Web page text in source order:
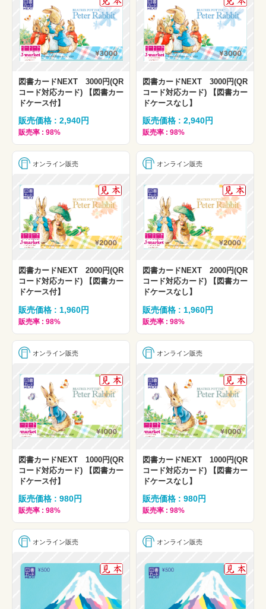
図書カードNEXT 3000円(QR
コード対応カード) 【図書カー
ドケース付】
販売価格 : 2,940円
販売率 : 98%
図書カードNEXT 3000円(QR
コード対応カード) 【図書カー
ドケースなし】
販売価格 : 2,940円
販売率 : 98%
オンライン販売
図書カードNEXT 2000円(QR
コード対応カード) 【図書カー
ドケース付】
販売価格 : 1,960円
販売率 : 98%
オンライン販売
図書カードNEXT 2000円(QR
コード対応カード) 【図書カー
ドケースなし】
販売価格 : 1,960円
販売率 : 98%
オンライン販売
図書カードNEXT 1000円(QR
コード対応カード) 【図書カー
ドケース付】
販売価格 : 980円
販売率 : 98%
オンライン販売
図書カードNEXT 1000円(QR
コード対応カード) 【図書カー
ドケースなし】
販売価格 : 980円
販売率 : 98%
オンライン販売 オンライン販売